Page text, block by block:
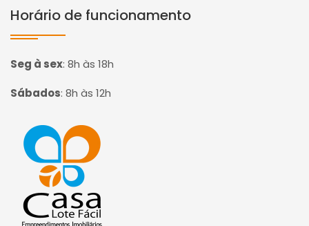
Horário de funcionamento
Seg à sex: 8h às 18h
Sábados: 8h às 12h
Página inicial